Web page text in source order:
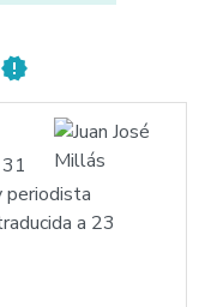
new_releases
periodista
a 23